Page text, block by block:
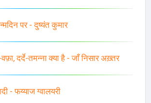
पर - दुष्यंत कुमार
वफ़ा, दर्दे-तमन्ना क्या है - जाँ निसार अख़्तर
- फय्याज ग्वालयरी